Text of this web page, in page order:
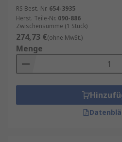
RS Best.-Nr. 654-3935
Herst. Teile-Nr. 090-886
Zwischensumme (1 Stück)
274,73 €(ohne MwSt.)
Menge